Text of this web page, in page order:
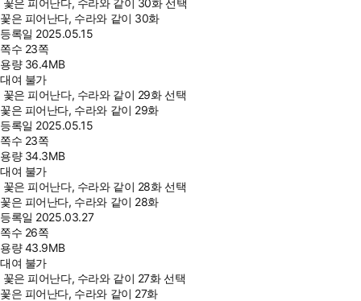
꽃은 피어난다, 수라와 같이 30화 선택
꽃은 피어난다, 수라와 같이 30화
등록일 2025.05.15
쪽수 23쪽
용량 36.4MB
대여 불가
꽃은 피어난다, 수라와 같이 29화 선택
꽃은 피어난다, 수라와 같이 29화
등록일 2025.05.15
쪽수 23쪽
용량 34.3MB
대여 불가
꽃은 피어난다, 수라와 같이 28화 선택
꽃은 피어난다, 수라와 같이 28화
등록일 2025.03.27
쪽수 26쪽
용량43.9MB
대여 불가
꽃은 피어난다, 수라와 같이 27화 선택
꽃은 피어난다, 수라와 같이 27화